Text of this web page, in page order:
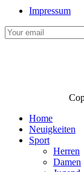
Impressum
Home
Neuigkeiten
Sport
Herren
Damen